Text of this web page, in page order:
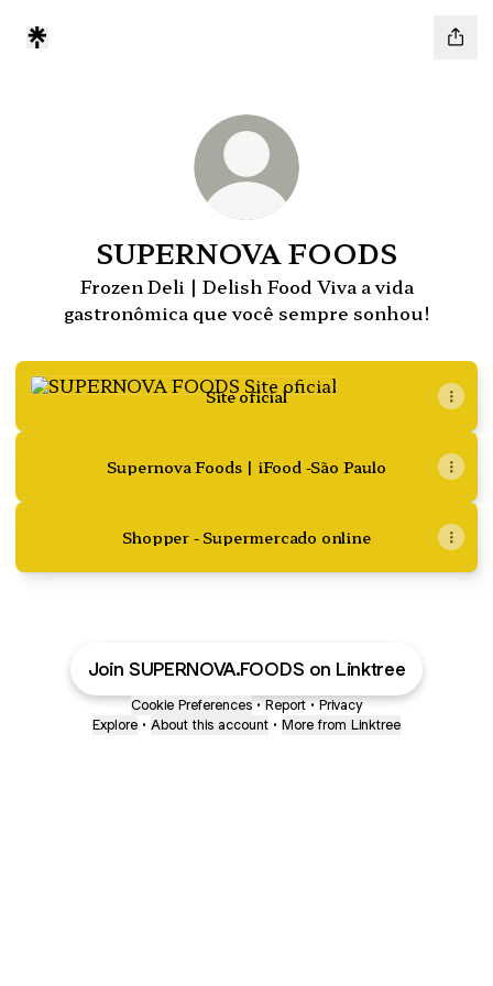
SUPERNOVA FOODS
Frozen Deli | Delish Food Viva a vida
gastronômica que você sempre sonhou!
Site oficial
Site oficial
Supernova Foods | iFood -São Paulo
Shopper - Supermercado online
Join SUPERNOVA.FOODS on Linktree
Cookie Preferences • Report • Privacy
Explore • About this account • More from Linktree